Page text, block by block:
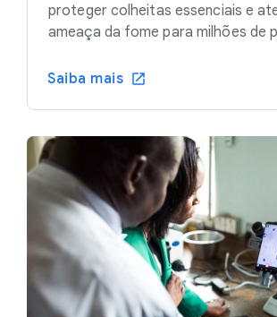
proteger colheitas essenciais e
ameaça da fome para milhões de
Saiba mais